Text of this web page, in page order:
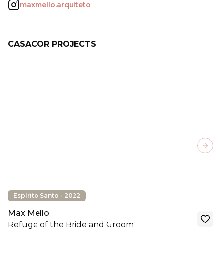
maxmello.arquiteto
CASACOR PROJECTS
Espírito Santo - 2022
Max Mello
Refuge of the Bride and Groom